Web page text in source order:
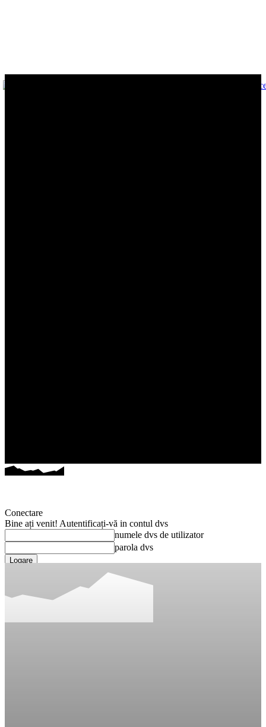
Conectare
Bine ați venit! Autentificați-vă in contul dvs
numele dvs de utilizator
parola dvs
Ați uitat parola? obține ajutor
Recuperați-vă parola